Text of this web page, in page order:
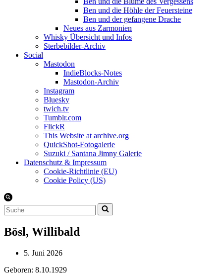
Ben und die Höhle der Feuersteine
Ben und der gefangene Drache
Neues aus Zarmonien
Whisky Übersicht und Infos
Sterbebilder-Archiv
Social
Mastodon
IndieBlocks-Notes
Mastodon-Archiv
Instagram
Bluesky
twich.tv
Tumblr.com
FlickR
This Website at archive.org
QuickShot-Fotogalerie
Suzuki / Santana Jimny Galerie
Datenschutz & Impressum
Cookie-Richtlinie (EU)
Cookie Policy (US)
Suchen
nach …
Bösl, Willibald
5. Juni 2026
Geboren: 8.10.1929